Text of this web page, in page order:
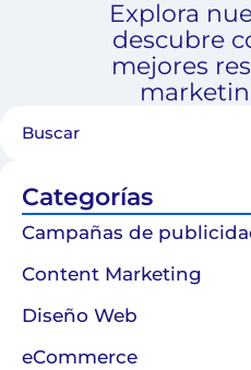
Explora
descubre
mejores
Categorías
Campañas de
Content Marketing
Diseño Web
eCommerce